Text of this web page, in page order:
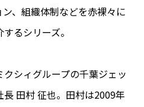
、組織体制などを赤裸々に
るシリーズ。
シィグループの千葉ジェッ
田村 征也。田村は2009年